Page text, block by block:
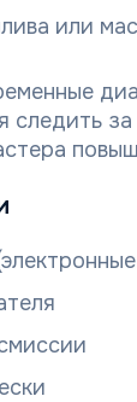
или
следить